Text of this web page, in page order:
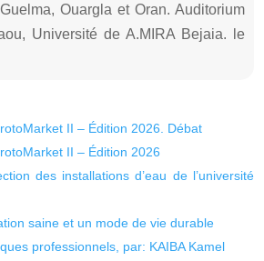
Ouargla et Oran. Auditorium
Université de A.MIRA Bejaia. le
II – Édition 2026. Débat
II – Édition 2026
des installations d’eau de l’université
saine et un mode de vie durable
professionnels, par: KAIBA Kamel